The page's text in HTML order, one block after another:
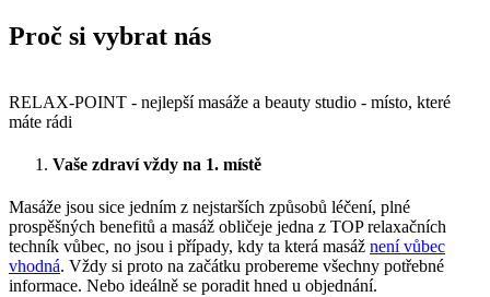
Proč si vybrat nás
RELAX-POINT - nejlepší masáže a beauty studio - místo, které
máte rádi
Vaše zdraví vždy na 1. místě
Masáže jsou sice jedním z nejstarších způsobů léčení, plné
prospěšných benefitů a masáž obličeje jedna z TOP relaxačních
techník vůbec, no jsou i případy, kdy ta která masáž není vůbec
vhodná. Vždy si proto na začátku probereme všechny potřebné
informace. Nebo ideálně se poradit hned u objednání.